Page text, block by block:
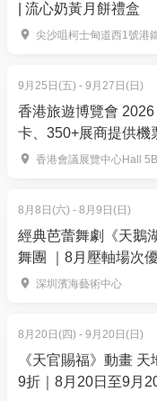
10:00 直立板初級課
12:00 午飯時間
13:00 半天生態遊 (
16:00 回程返回沙下
| 流心奶黃月餅禮盒
尖沙咀柯士甸道西1號港
9月25日(五) - 9月27日(日)
香港旅遊博覽會
卡、350+展商提供機
灣仔會展
香港會議展覽中心Hall
8月8日(六) - 8月9日(日)
經典芭蕾舞劇《天鵝
舞團 ｜8月壓軸場次
深圳濱海藝術中心
8月20日(四) - 9月20日(日)
《天官賜福》動畫
9折｜8月20日至9月